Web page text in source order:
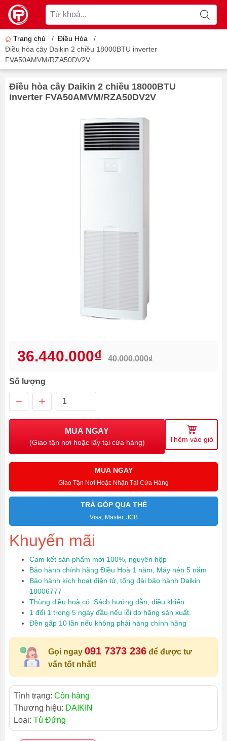
Trang chủ / Điều Hòa
/
Điều hòa cây Daikin 2 chiều 18000BTU inverter
FVA50AMVM/RZA50DV2V
Điều hòa cây Daikin 2 chiều 18000BTU
inverter FVA50AMVM/RZA50DV2V
36.440.000₫ 40.000.000₫
Số lượng
MUA NGAY
(Giao tận nơi hoặc lấy tại cửa hàng) Thêm vào giỏ
MUA NGAY
Giao Tận Nơi Hoặc Nhận Tại Cửa Hàng
TRẢ GÓP QUA THẺ
Visa, Master, JCB
Khuyến mãi
Cam kết sản phẩm mới 100%, nguyên hộp
Bảo hành chính hãng Điều Hoà 1 năm, Máy nén 5 năm
Bảo hành kích hoạt điện tử, tổng đài bảo hành Daikin
18006777
Thùng điều hoà có: Sách hướng dẫn, điều khiển
1 đổi 1 trong 5 ngày đầu nếu lỗi do hãng sản xuất.
Đền gấp 10 lần nếu không phải hàng chính hãng
Gọi ngay 091 7373 236 để được tư
vấn tốt nhất!
Tình trạng: Còn hàng
Thương hiệu: DAIKIN
Loại: Tủ Đứng